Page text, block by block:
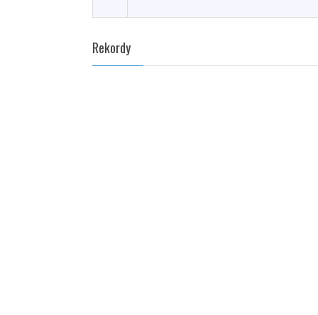
Rekordy